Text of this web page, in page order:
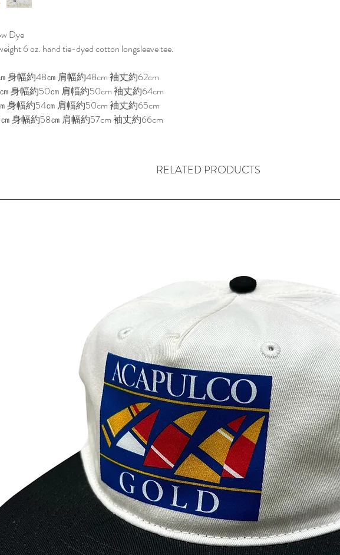
Dye
6 oz. hand tie-dyed cotton longsleeve tee.
身幅約48㎝ 肩幅約48cm 袖丈約62cm
身幅約50㎝ 肩幅約50cm 袖丈約64cm
身幅約54㎝ 肩幅約50cm 袖丈約65cm
身幅約58㎝ 肩幅約57cm 袖丈約66cm
RELATED PRODUCTS